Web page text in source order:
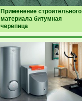
Применение строительного
материала битумная
черепица